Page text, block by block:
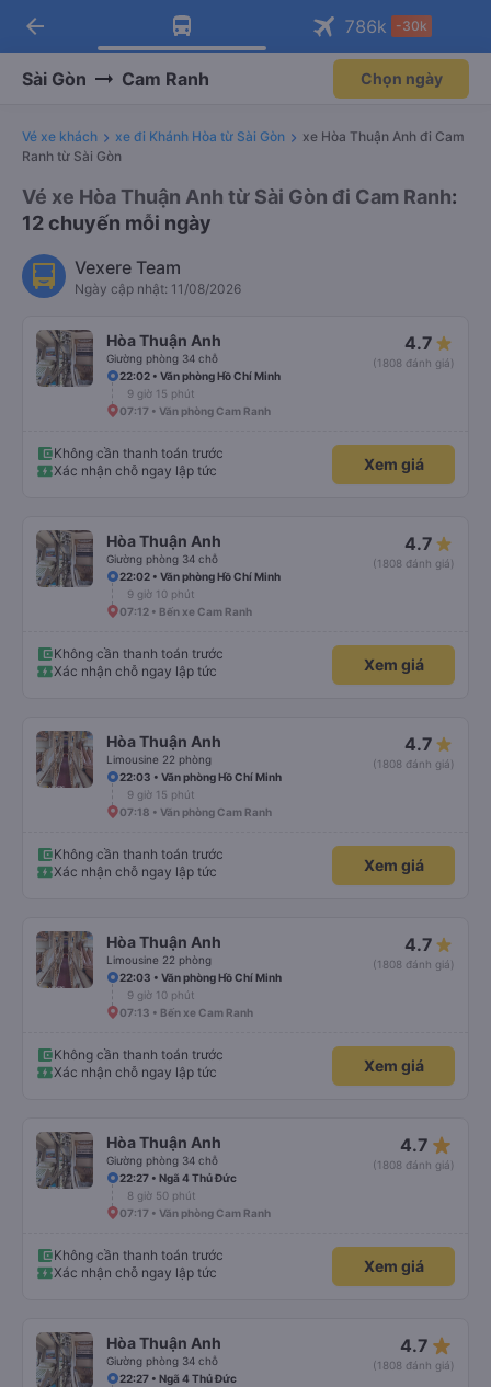
Tải app Vexere ngay!
Nhận ưu đãi thành viên độc
Mở app
Tải app Vexere
-30k/ghế khi đặt vé máy bay qua
Mở app
arrow_back 786k -30k
Sài Gòn Cam Ranh Chọn ngày
Vé xe khách xe đi Khánh Hòa từ Sài Gòn
xe Hòa Thuận Anh đi Cam
Ranh từ Sài Gòn
Vé xe Hòa Thuận Anh từ Sài Gòn đi Cam Ranh:
12 chuyến mỗi ngày
Vexere Team
Ngày cập nhật: 11/08/2026
Hòa Thuận Anh
Giường phòng 34 chỗ
4.7
(1808 đánh giá)
22:02 • Văn phòng Hồ Chí Minh
9 giờ 15 phút
07:17 • Văn phòng Cam Ranh
Không cần thanh toán trước
Xác nhận chỗ ngay lập tức
Xem giá
Hòa Thuận Anh
Giường phòng 34 chỗ
4.7
(1808 đánh giá)
22:02 • Văn phòng Hồ Chí Minh
9 giờ 10 phút
07:12 • Bến xe Cam Ranh
Không cần thanh toán trước
Xác nhận chỗ ngay lập tức
Xem giá
Hòa Thuận Anh
Limousine 22 phòng
4.7
(1808 đánh giá)
22:03 • Văn phòng Hồ Chí Minh
9 giờ 15 phút
07:18 • Văn phòng Cam Ranh
Không cần thanh toán trước
Xác nhận chỗ ngay lập tức
Xem giá
Hòa Thuận Anh
Limousine 22 phòng
4.7
(1808 đánh giá)
22:03 • Văn phòng Hồ Chí Minh
9 giờ 10 phút
07:13 • Bến xe Cam Ranh
Không cần thanh toán trước
Xác nhận chỗ ngay lập tức
Xem giá
Hòa Thuận Anh
Giường phòng 34 chỗ
4.7 star_rate
(1808 đánh giá)
22:27 • Ngã 4 Thủ Đức
8 giờ 50 phút
07:17 • Văn phòng Cam Ranh
Không cần thanh toán trước
Xác nhận chỗ ngay lập tức
Xem giá
Hòa Thuận Anh
Giường phòng 34 chỗ
4.7 star_rate
(1808 đánh giá)
22:27 • Ngã 4 Thủ Đức